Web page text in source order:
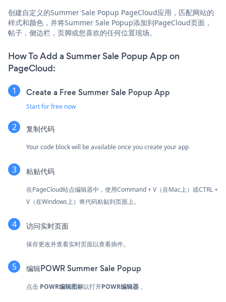
创建自定义的Summer Sale Popup PageCloud应用，匹配网站的
样式和颜色，并将Summer Sale Popup添加到PageCloud页面，
帖子，侧边栏，页脚或您喜欢的任何位置现场。
How To Add a Summer Sale Popup App on
PageCloud:
Create a Free Summer Sale Popup App
Start for free now
复制代码
Your code block will be available once you create your app
粘贴代码
在PageCloud站点编辑器中，使用Command + V（在Mac上）或CTRL +
V（在Windows上）将代码粘贴到页面上。
访问实时页面
保存更改并查看实时页面以查看插件。
编辑POWR Summer Sale Popup
点击 POWR编辑图标以打开POWR编辑器 。